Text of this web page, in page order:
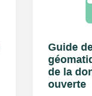
Guide
de la
ouverte